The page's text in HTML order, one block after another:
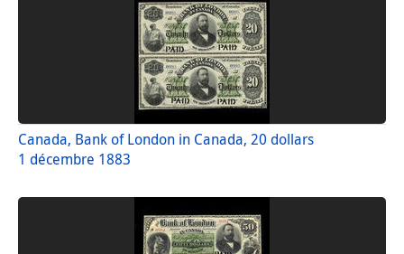
Canada, Bank of London in Canada, 20 dollars
1 décembre 1883